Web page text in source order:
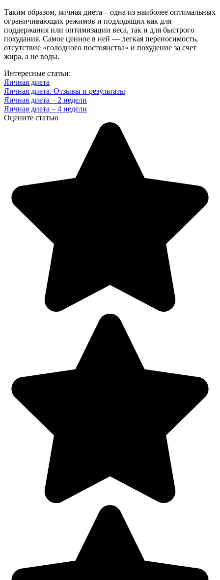
Таким образом, яичная диета – одна из наиболее оптимальных
ограничивающих режимов и подходящих как для
поддержания или оптимизации веса, так и для быстрого
похудания. Самое ценное в ней — легкая переносимость,
отсутствие «голодного постоянства» и похудение за счет
жира, а не воды.
Интересные статьи:
Яичная диета
Яичная диета. Отзывы и результаты
Яичная диета – 2 недели
Яичная диета – 4 недели
Оцените статью